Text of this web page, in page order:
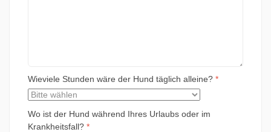
Wieviele Stunden wäre der Hund täglich alleine? *
Wo ist der Hund während Ihres Urlaubs oder im
Krankheitsfall? *